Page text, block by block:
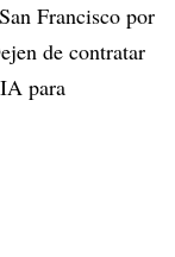
Francisco por
de contratar
para